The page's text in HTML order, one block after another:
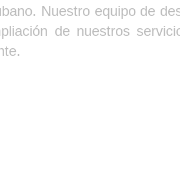
Nuestro equipo de
de nuestros